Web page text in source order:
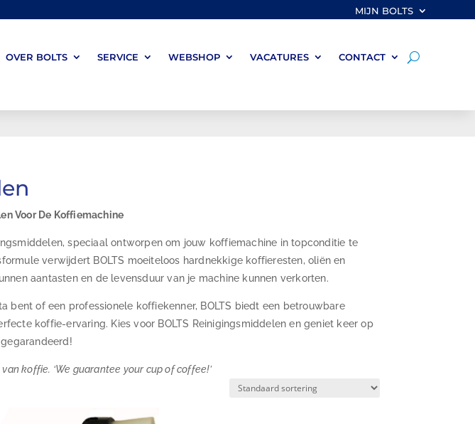
MIJN BOLTS
OVER BOLTS SERVICE WEBSHOP VACATURES CONTACT
Voor De Koffiemachine
speciaal ontworpen om jouw koffiemachine in topconditie te
verwijdert BOLTS moeiteloos hardnekkige koffieresten, oliën en
aantasten en de levensduur van je machine kunnen verkorten.
bent of een professionele koffiekenner, BOLTS biedt een betrouwbare
koffie-ervaring. Kies voor BOLTS Reinigingsmiddelen en geniet keer op
koffie. ‘We guarantee your cup of coffee!’